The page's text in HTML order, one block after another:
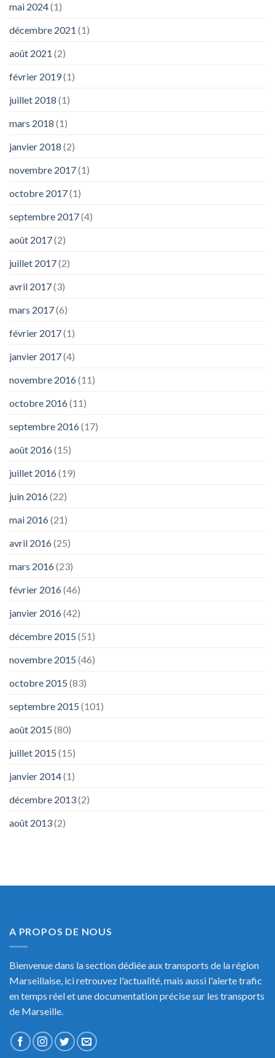
mai 2024(1)
décembre 2021 (1)
août 2021 (2)
février 2019(1)
juillet 2018 (1)
mars 2018 (1)
janvier 2018 (2)
novembre 2017(1)
octobre 2017(1)
septembre 2017(4)
août 2017(2)
juillet 2017(2)
avril 2017(3)
mars 2017(6)
février 2017(1)
janvier 2017(4)
novembre 2016(11)
octobre 2016(11)
septembre 2016(17)
août 2016(15)
juillet 2016(19)
juin 2016(22)
mai 2016(21)
avril 2016(25)
mars 2016(23)
février 2016(46)
janvier 2016(42)
décembre 2015 (51)
novembre 2015 (46)
octobre 2015 (83)
septembre 2015 (101)
août 2015 (80)
juillet 2015 (15)
janvier 2014(1)
décembre 2013(2)
août 2013(2)
A PROPOS DE NOUS
Bienvenue dans la section dédiée aux transports de la région
Marseillaise, ici retrouvez l'actualité, mais aussi l'alerte trafic
en temps réel et une documentation précise sur les transports
de Marseille.